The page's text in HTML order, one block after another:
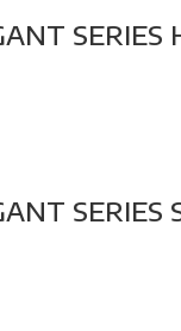
SERIES
SERIES